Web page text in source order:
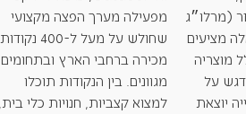
(מרלו״ג
מציעים
מוצריה
על
יוצאת
מפעילה מערך הפצה מקצועי
שחולש על מעל ל-400 נקודות
מכירה ברחבי הארץ ובתחומים
מגוונים. בין הנקודות תוכלו
למצוא קצביות, חנויות כלי בית,